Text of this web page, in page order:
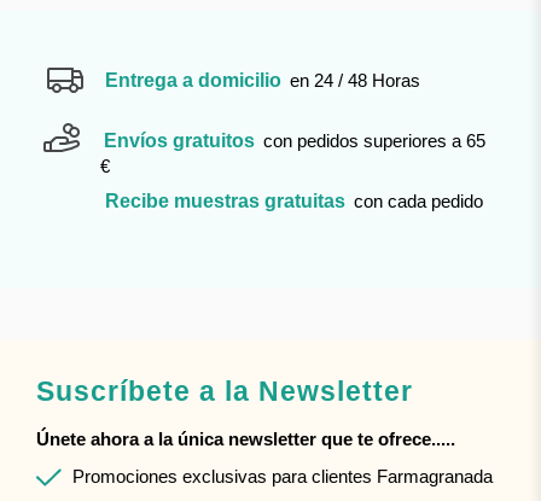
Entrega a domicilio en 24 / 48 Horas
Envíos gratuitos con pedidos superiores a 65
€
Recibe muestras gratuitas con cada pedido
Suscríbete a la Newsletter
Únete ahora a la única newsletter que te ofrece.....
Promociones exclusivas para clientes Farmagranada